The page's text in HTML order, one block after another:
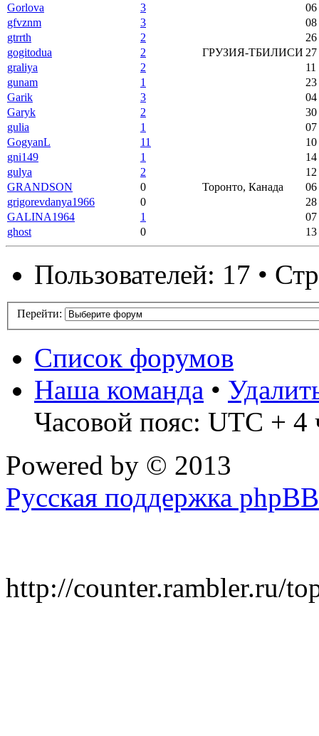
Gorlova
3
gfvznm
3
08
gtrrth
2
gogitodua
2 ГРУЗИЯ-ТБИЛИСИ
graliya
2
gunam
1
Garik
3
04
Garyk
2
30
gulia
1
GogyanL
11
gni149
1
gulya
2
GRANDSON
0 Торонто, Канада
grigorevdanya1966
0
GALINA1964
1
07
ghost
0
Пользователей: 17 •
Перейти:
Список форумов
Наша команда •
Часовой пояс: UTC + 4
Powered by © 2013
Русская поддержка phpBB
http://counter.rambler.ru/